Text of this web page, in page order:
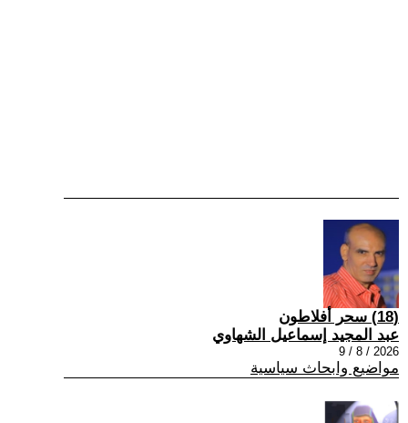
(18) سحر أفلاطون
عبد المجيد إسماعيل الشهاوي
2026 / 8 / 9
مواضيع وابحاث سياسية